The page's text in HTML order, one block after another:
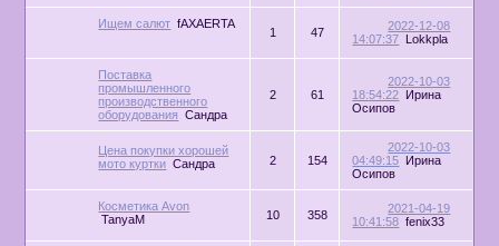
Ищем салют fAXAERTA
1 47
2022-12-08
14:07:37
Lokkpla
Поставка
промышленного
производственного
оборудования
Сандра
2 61
2022-10-03
18:54:22
Ирина
Осипов
Цена покупки хорошей
мото куртки Сандра 2 154
2022-10-03
04:49:15
Ирина
Осипов
Косметика Avon
TanyaM
10 358
2021-04-19
10:41:58 fenix33